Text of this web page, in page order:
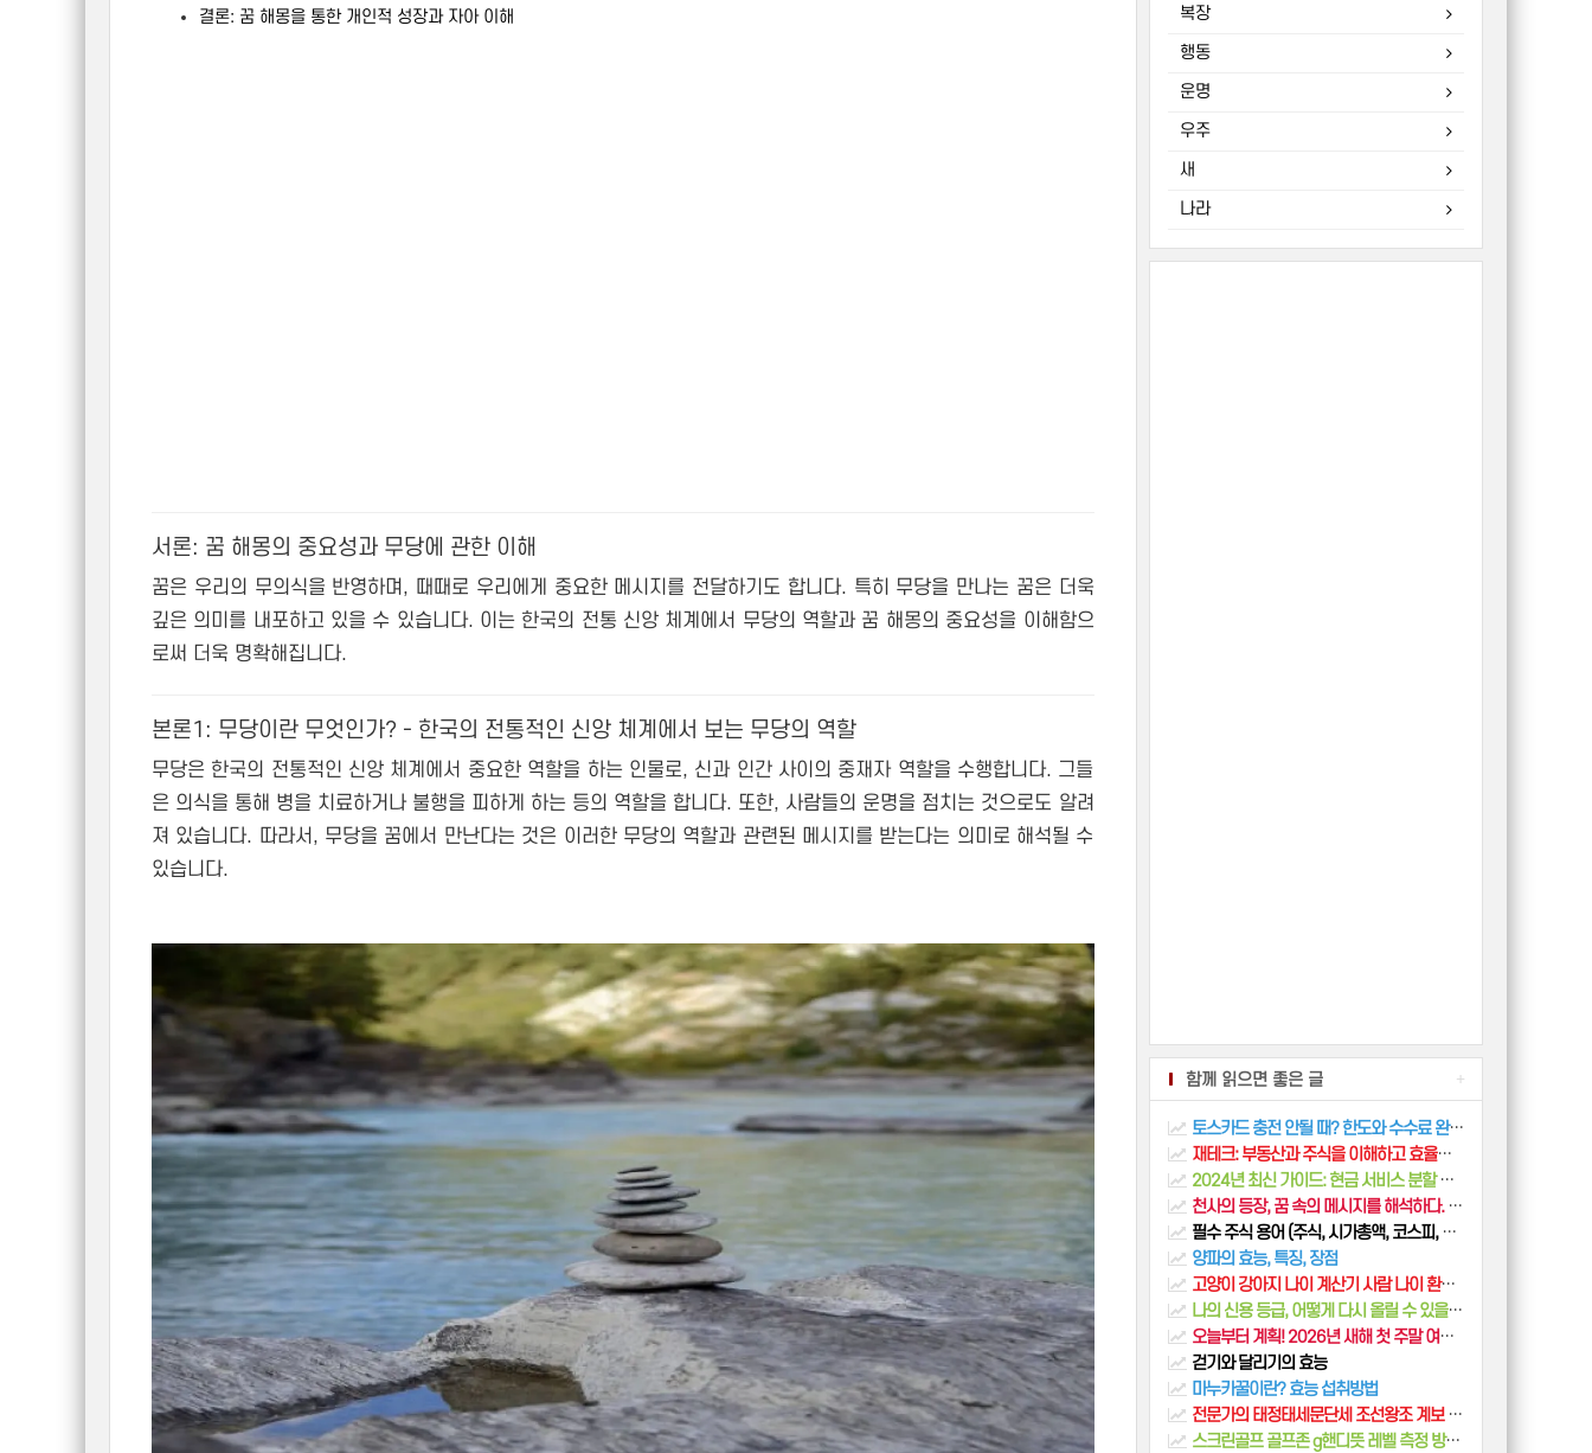
결론: 꿈 해몽을 통한 개인적 성장과 자아 이해
서론: 꿈 해몽의 중요성과 무당에 관한 이해
꿈은 우리의 무의식을 반영하며, 때때로 우리에게 중요한 메시지를 전달하기도 합니다. 특히 무당을 만나는 꿈은 더욱
깊은 의미를 내포하고 있을 수 있습니다. 이는 한국의 전통 신앙 체계에서 무당의 역할과 꿈 해몽의 중요성을 이해함으
로써 더욱 명확해집니다.
본론1: 무당이란 무엇인가? - 한국의 전통적인 신앙 체계에서 보는 무당의 역할
무당은 한국의 전통적인 신앙 체계에서 중요한 역할을 하는 인물로, 신과 인간 사이의 중재자 역할을 수행합니다. 그들
은 의식을 통해 병을 치료하거나 불행을 피하게 하는 등의 역할을 합니다. 또한, 사람들의 운명을 점치는 것으로도 알려
져 있습니다. 따라서, 무당을 꿈에서 만난다는 것은 이러한 무당의 역할과 관련된 메시지를 받는다는 의미로 해석될 수
있습니다.
복장
행동
운명
우주
새
나라
+
함께 읽으면 좋은 글
토스카드 충전 안될 때? 한도와 수수료 완벽 정리
재테크: 부동산과 주식을 이해하고 효율적으로 투자하는 방법
2024년 최신 가이드: 현금 서비스 분할 상환으로 금융 부담 줄이기
천사의 등장, 꿈 속의 메시지를 해석하다. 천사가 나타나는 꿈의 해석에 대한 심도 있는 탐구 해몽
필수 주식 용어 (주식, 시가총액, 코스피, 코스닥, 우선주, 보통주, 단타, 성장주, 가치주, DR)
양파의 효능, 특징, 장점
고양이 강아지 나이 계산기 사람 나이 환산표
나의 신용 등급, 어떻게 다시 올릴 수 있을까? 신용 회복 가이드
오늘부터 계획! 2026년 새해 첫 주말 여행지 BEST 5
걷기와 달리기의 효능
마누카꿀이란? 효능 섭취방법
전문가의 태정태세문단세 조선왕조 계보 완벽 정리
스크린골프 골프존 g핸디뜻 레벨 측정 방법 올리는 노하우